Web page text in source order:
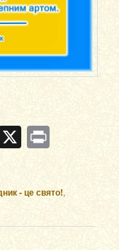
X
- це свято!,